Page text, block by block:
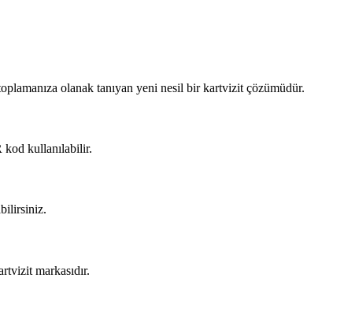
olanak tanıyan yeni nesil bir kartvizit çözümüdür.
kod kullanılabilir.
markasıdır.